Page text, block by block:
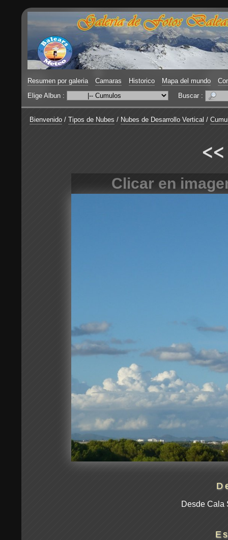
Resumen por galeria Camaras Historico Mapa del mundo
Elige Albun :
Buscar :
Bienvenido / Tipos de Nubes / Nubes de Desarrollo Vertical /
<<
Clicar en
Desde Cala